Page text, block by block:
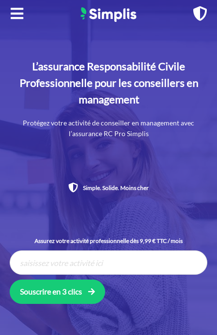
Aller
L’assurance Responsabilité Civile
Professionnelle pour les conseillers en
management
Protégez votre activité de conseiller en management avec
l’assurance RC Pro Simplis
Simple. Solide. Moins cher
Assurez votre activité professionnelle dès 9,99 € TTC / mois
Souscrire en 3 clics